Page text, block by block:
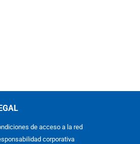
de acceso a la red
corporativa